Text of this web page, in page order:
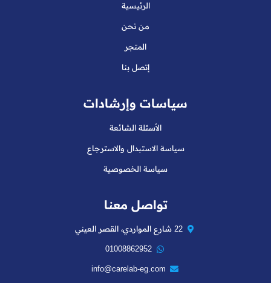
الرئيسية
من نحن
المتجر
إتصل بنا
سياسات وإرشادات
الأسئلة الشائعة
سياسة الاستبدال والاسترجاع
سياسة الخصوصية
تواصل معنا
22 شارع المواردي، القصر العيني
01008862952
info@carelab-eg.com